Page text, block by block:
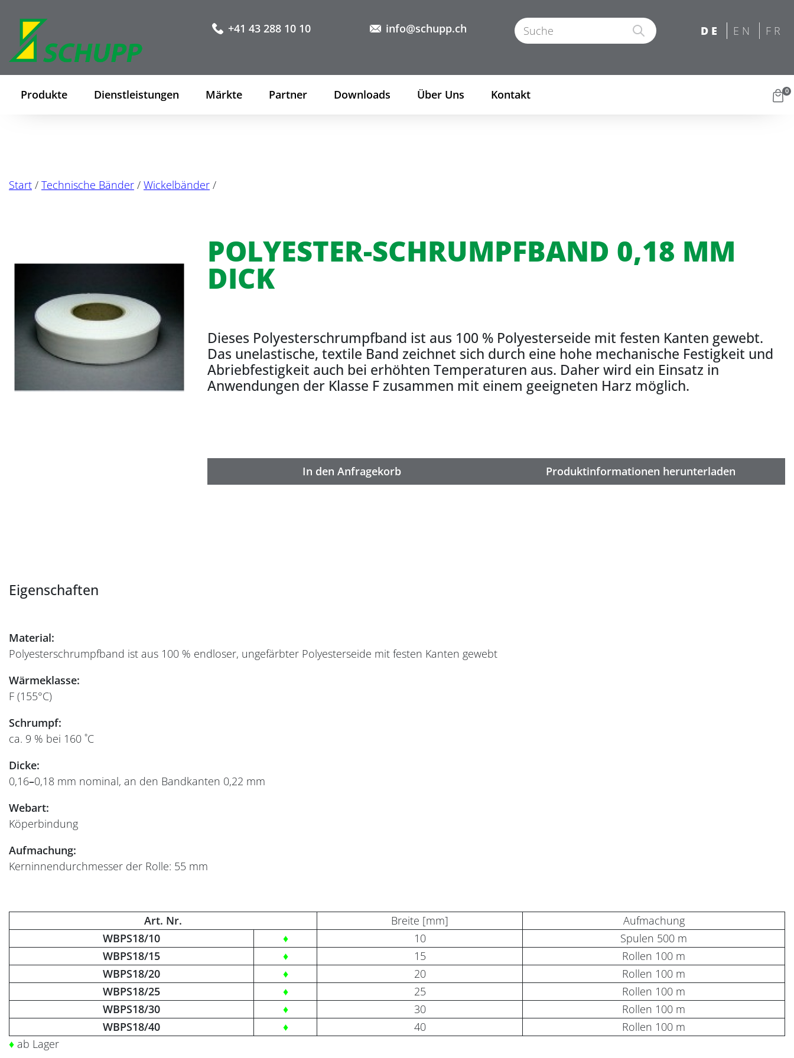
+41 43 288 10 10 info@schupp.ch
Produkte Dienstleistungen Märkte Partner Downloads Über Uns Kontakt 0
Start / Technische Bänder / Wickelbänder /
POLYESTER-SCHRUMPFBAND 0,18 MM
DICK
Dieses Polyesterschrumpfband ist aus 100 % Polyesterseide mit festen Kanten gewebt.
Das unelastische, textile Band zeichnet sich durch eine hohe mechanische Festigkeit und
Abriebfestigkeit auch bei erhöhten Temperaturen aus. Daher wird ein Einsatz in
Anwendungen der Klasse F zusammen mit einem geeigneten Harz möglich.
In den Anfragekorb Produktinformationen herunterladen
Eigenschaften
Material:
Polyesterschrumpfband ist aus 100 % endloser, ungefärbter Polyesterseide mit festen Kanten gewebt
Wärmeklasse:
F (155°C)
Schrumpf:
ca. 9 % bei 160 ˚C
Dicke:
0,16–0,18 mm nominal, an den Bandkanten 0,22 mm
Webart:
Köperbindung
Aufmachung:
Kerninnendurchmesser der Rolle: 55 mm
Art. Nr. Breite [mm]
Aufmachung
WBPS18/10
♦ 10
Spulen 500 m
WBPS18/15
♦ 15
Rollen 100 m
WBPS18/20
♦ 20
Rollen 100 m
WBPS18/25
♦ 25
Rollen 100 m
WBPS18/30
♦ 30
Rollen 100 m
WBPS18/40
♦ 40
Rollen 100 m
♦ ab Lager